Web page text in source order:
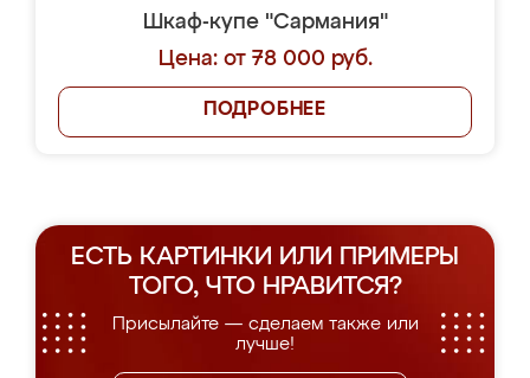
Шкаф-купе "Сармания"
Цена: от 78 000 руб.
ПОДРОБНЕЕ
ЕСТЬ КАРТИНКИ ИЛИ ПРИМЕРЫ
ТОГО, ЧТО НРАВИТСЯ?
Присылайте — сделаем также или
лучше!